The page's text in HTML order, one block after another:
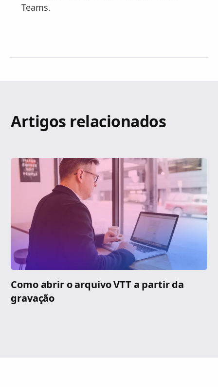
Teams.
Artigos relacionados
Como abrir o arquivo VTT a partir da
gravação